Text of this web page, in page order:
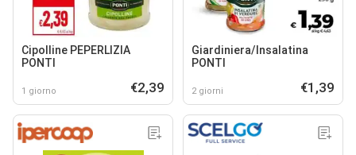
Cipolline PEPERLIZIA
PONTI
1 giorno €2,39
Giardiniera/Insalatina
PONTI
2 giorni €1,39